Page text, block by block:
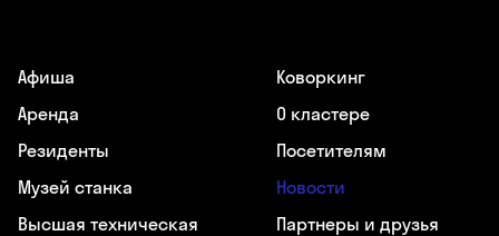
Афиша
Аренда
Резиденты
Музей станка
Высшая техническая
Коворкинг
О кластере
Посетителям
Новости
Партнеры и друзья